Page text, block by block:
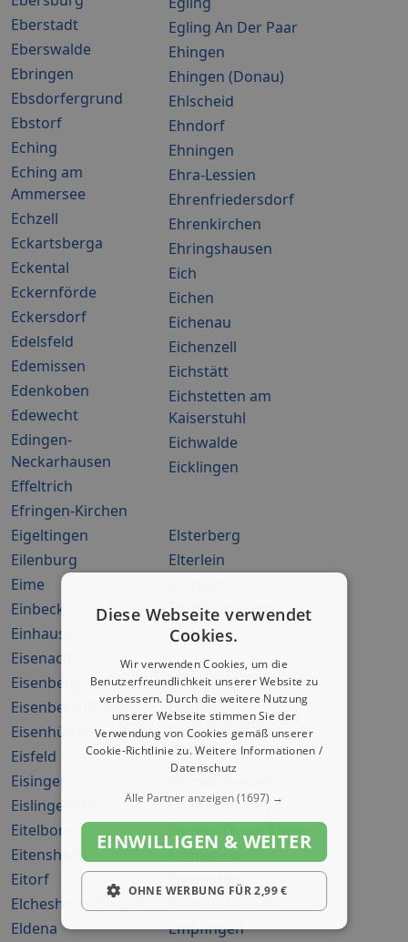
Eberstadt
Eberswalde
Ebringen
Ebsdorfergrund
Ebstorf
Eching
Eching am
Ammersee
Echzell
Eckartsberga
Eckental
Eckernförde
Eckersdorf
Edelsfeld
Edemissen
Edenkoben
Edewecht
Edingen-
Neckarhausen
Effeltrich
Efringen-Kirchen
Egling An Der Paar
Ehingen
Ehingen (Donau)
Ehlscheid
Ehndorf
Ehningen
Ehra-Lessien
Ehrenfriedersdorf
Ehrenkirchen
Ehringshausen
Eich
Eichen
Eichenau
Eichenzell
Eichstätt
Eichstetten am
Kaiserstuhl
Eichwalde
Eicklingen
Eigeltingen
Eilenburg
Eime
Einbeck
Einhausen
Eisenach
Eisenberg
Eisenberg (Pfalz)
Eisenhüttenstadt
Eisfeld
Eisingen
Eislingen (Fils)
Eitelborn
Eitensheim
Eitorf
Elchesheim-Illingen
Eldena
Elsterberg
Elterlein
Eltville am Rhein
Elxleben
Elz
Elze
Emden
Emersacker
Emlichheim
Emmendingen
Emmering
Emmerting
Empfingen
Diese Webseite verwendet
Cookies.
Wir verwenden Cookies, um die
Benutzerfreundlichkeit unserer Website zu
verbessern. Durch die weitere Nutzung
unserer Webseite stimmen Sie der
Verwendung von Cookies gemäß unserer
Cookie-Richtlinie zu.Weitere Informationen /
Datenschutz
Alle Partner anzeigen(1697) →
EINWILLIGEN & WEITER
OHNE WERBUNG FÜR 2,99 €